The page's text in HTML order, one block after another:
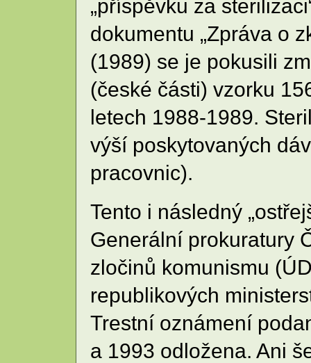
„příspěvku za
dokumentu „Zpráva o
(1989) se je pokusili
(české části) vzorku
letech 1988-1989.
výší poskytovaných
pracovnic).
Tento i následný
Generální prokuratury
zločinů komunismu
republikových
Trestní oznámení
a 1993 odložena. Ani